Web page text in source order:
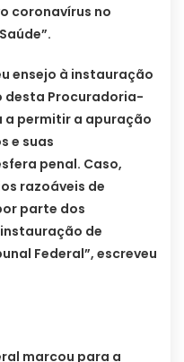
coronavírus no
ensejo à instauração
desta Procuradoria-
a permitir a apuração
e suas
penal. Caso,
razoáveis de
parte dos
de
Federal”, escreveu
marcou para a